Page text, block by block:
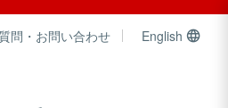
問・お問い合わせ English